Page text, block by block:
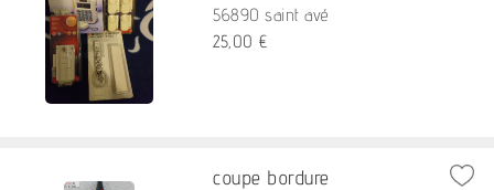
56890 saint avé
25,00 €
coupe bordure